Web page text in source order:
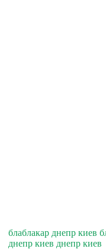
блаблакар днепр киев
днепр киев днепр киев